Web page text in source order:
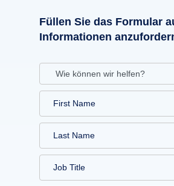
Füllen Sie das Formular
Informationen